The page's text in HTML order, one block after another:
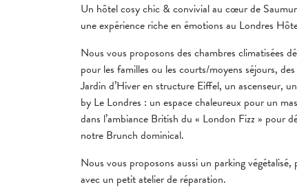
Un hôtel cosy chic & convivial au cœur de
une expérience riche en émotions au Londres
Nous vous proposons des chambres climatisées
pour les familles ou les courts/moyens séjours,
Jardin d’Hiver en structure Eiffel, un ascenseur,
by Le Londres : un espace chaleureux pour un
dans l’ambiance British du « London Fizz » pour
notre Brunch dominical.
Nous vous proposons aussi un parking
avec un petit atelier de réparation.